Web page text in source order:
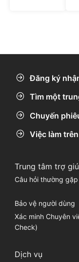
Đăng ký
Tìm một
Chuyến
Việc làm
Trung tâm trợ
Câu hỏi thường gặp
Bảo vệ người dùng
Xác minh Chuyên
Check)
Dịch vụ